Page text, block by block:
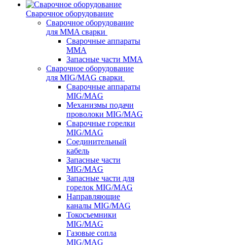
Сварочное оборудование
Сварочное оборудование
для MMA сварки
Сварочные аппараты
MMA
Запасные части MMA
Сварочное оборудование
для MIG/MAG сварки
Сварочные аппараты
MIG/MAG
Механизмы подачи
проволоки MIG/MAG
Сварочные горелки
MIG/MAG
Соединительный
кабель
Запасные части
MIG/MAG
Запасные части для
горелок MIG/MAG
Направляющие
каналы MIG/MAG
Токосъемники
MIG/MAG
Газовые сопла
MIG/MAG